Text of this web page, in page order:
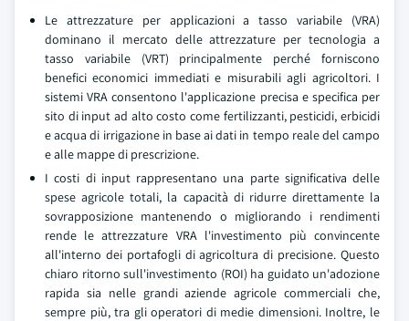
Le attrezzature per applicazioni a tasso variabile (VRA)
dominano il mercato delle attrezzature per tecnologia a
tasso variabile (VRT) principalmente perché forniscono
benefici economici immediati e misurabili agli agricoltori. I
sistemi VRA consentono l'applicazione precisa e specifica per
sito di input ad alto costo come fertilizzanti, pesticidi, erbicidi
e acqua di irrigazione in base ai dati in tempo reale del campo
e alle mappe di prescrizione.
I costi di input rappresentano una parte significativa delle
spese agricole totali, la capacità di ridurre direttamente la
sovrapposizione mantenendo o migliorando i rendimenti
rende le attrezzature VRA l'investimento più convincente
all'interno dei portafogli di agricoltura di precisione. Questo
chiaro ritorno sull'investimento (ROI) ha guidato un'adozione
rapida sia nelle grandi aziende agricole commerciali che,
sempre più, tra gli operatori di medie dimensioni. Inoltre, le